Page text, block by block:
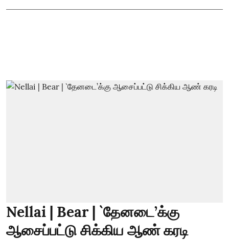
Nellai | Bear | `தேனடை’க்கு
ஆசைப்பட்டு சிக்கிய ஆண் கரடி